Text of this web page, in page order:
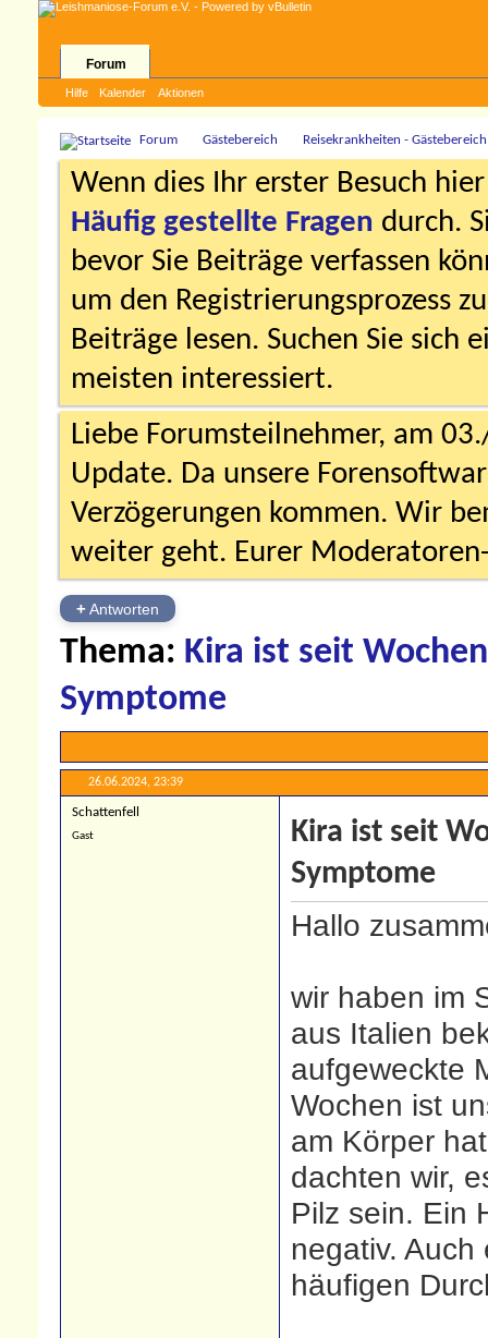
Forum
Hilfe Kalender Aktionen
Forum Gästebereich Reisekrankheiten - Gästebereich
Wenn dies Ihr erster Besuch
Häufig gestellte Fragen durch.
bevor Sie Beiträge verfassen
um den Registrierungsprozess
Beiträge lesen. Suchen Sie sich
meisten interessiert.
Liebe Forumsteilnehmer, am
Update. Da unsere
Verzögerungen kommen. Wir
weiter geht. Eurer
+Antworten
Thema: Kira ist seit
Symptome
26.06.2024, 23:39
Schattenfell
Gast
Kira ist seit
Symptome
Hallo
wir haben im
aus Italien
aufgeweckte
Wochen ist
am Körper
dachten wir,
Pilz sein. Ein
negativ.
häufigen